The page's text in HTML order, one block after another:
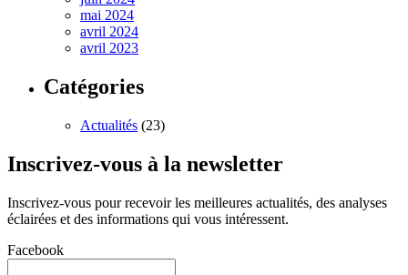
mai 2024
avril 2024
avril 2023
Catégories
Actualités (23)
Inscrivez-vous à la newsletter
Inscrivez-vous pour recevoir les meilleures actualités, des analyses
éclairées et des informations qui vous intéressent.
Facebook